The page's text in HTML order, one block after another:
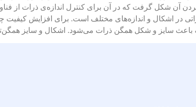
شکل گرفت که در آن برای کنترل اندازه‌ی ذرات از
در اشکال و اندازه‌های مختلف است. برای افزایش
باعث سایز و شکل همگن ذرات می‌شود. اشکال و سایز